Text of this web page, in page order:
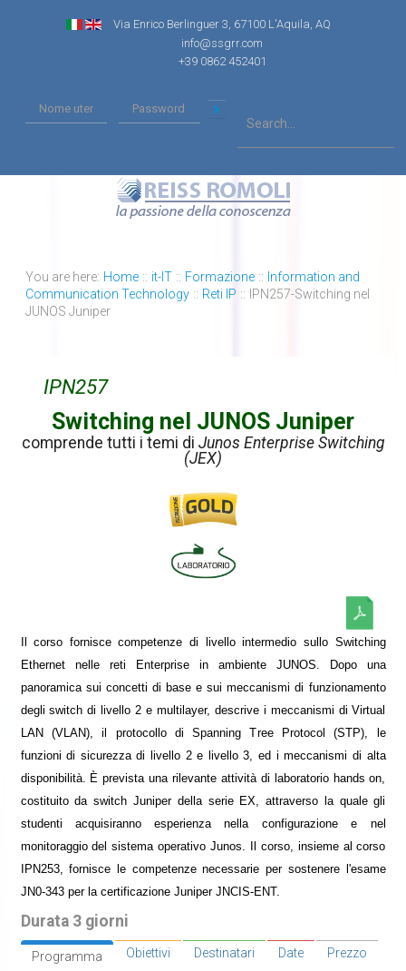
Via Enrico Berlinguer 3, 67100 L'Aquila, AQ
info@ssgrr.com
+39 0862 452401
You are here: Home :: it-IT :: Formazione :: Information and
Communication Technology :: Reti IP ::
IPN257-Switching nel
JUNOS Juniper
IPN257
Switching nel JUNOS Juniper
comprende tutti i temi di Junos Enterprise Switching
(JEX)
Il corso fornisce competenze di livello intermedio sullo Switching
Ethernet nelle reti Enterprise in ambiente JUNOS. Dopo una
panoramica sui concetti di base e sui meccanismi di funzionamento
degli switch di livello 2 e multilayer, descrive i meccanismi di Virtual
LAN (VLAN), il protocollo di Spanning Tree Protocol (STP), le
funzioni di sicurezza di livello 2 e livello 3, ed i meccanismi di alta
disponibilità. È prevista una rilevante attività di laboratorio hands on,
costituito da switch Juniper della serie EX, attraverso la quale gli
studenti acquisiranno esperienza nella configurazione e nel
monitoraggio del sistema operativo Junos. Il corso, insieme al corso
IPN253, fornisce le competenze necessarie per sostenere l'esame
JN0-343 per la certificazione Juniper JNCIS-ENT.
Durata 3 giorni
Programma Obiettivi Destinatari Date Prezzo